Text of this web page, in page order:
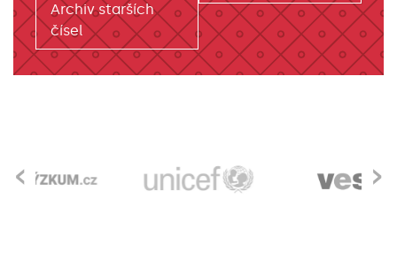
Archiv starších
čísel
›
‹